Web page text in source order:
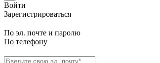
Войти
Зарегистрироваться
По эл. почте и паролю
По телефону